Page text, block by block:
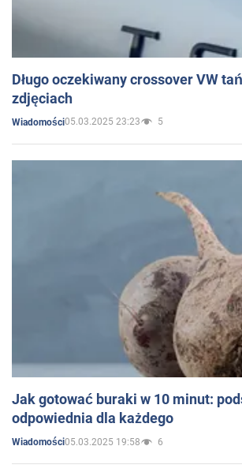
Długo oczekiwany crossover VW
zdjęciach
Wiadomości05.03.2025 23:23 5
Jak gotować buraki w 10 minut:
odpowiednia dla każdego
Wiadomości05.03.2025 19:58 6